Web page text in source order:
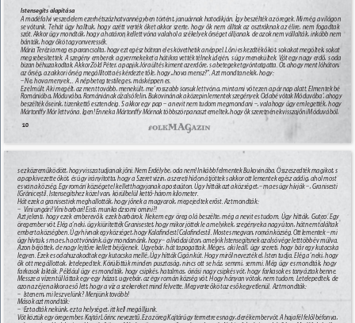
10
Istensegíts alapítása
A madéfalvi veszedelem ezerhétszázhatvannégyben történt, januárnak hatodikján. Így beszélték az öregek. Mi még a világon
se vótunk. Tehát úgy halltuk, hogy azétt verték őket akkor szerte, hogy ők nem álltak az osztráknak az élire, nem fogadtak
szót. Akkor úgy mondták, hogy a határon kellett vóna valahol a székelyek őrséget álljanak, de azok nem vállalták, inkább nem
bánták, hogy őköt agyonveressék.
Mária Terézia meg es parancsolta, hogy ezt egész bátran el es követhetik a néppel. Lőni es kezdték őköt, sokakat megöltek, sokat
megsebesítettek. A szegény emberek a gyermekeket a hátikra vették télnek idején, s úgy menekültek. Vót egy nagy erdő, s oda
bizan béhuzakodtak. Akkor Zöld Péter, a papjik, lóra ült és kiment az erdőre, s a betegeket gyóntatgatta. Őt, ahogy ment lóháton,
az őrség, az akkori őrség megállította és kérdezte tőle, hogy „hova mensz?”. Azt mondta nekik, hogy:
– Ne, hova menyek... A nép beteg testileg es, másképpen es.
Ez elmúlt. Aki megélt, az ment tovább, menekült, me’ rosszabb sorsuk lett vóna, mint ami vót ezen a pár nap alatt. Elmentek bé
Romániába, Móduvába, Romániának az alsó felin, Bukovinának a közepin lementek szegények. Odabé vótak Móduvába’, ahogy
beszélték őseink, tizenkettő esztendeig. S akkor egy pap – a nevit nem tudom megmondani –, valahogy úgy emlegették, hogy
Mártonﬀy Mór lett vóna. Igen! Ennek a Mártonﬀy Mórnak többször panaszt emeltek, hogy ők szeretnének visszajőni Móduvából,
s ez közreműködött, hogy vissza tudjanak jőni. Nem Erdélybe, oda nem! Inkább felmentek Bukovinába. Összeszedték magikot, s
a pap kivezette őköt, és úgy irányította, hogy a Szeret vizin, a szereti hídon átjöttek s akkor ott lementek egész addig, ahol most
es van a község. Egy román községet el kellett hagyjanak a postaúton. Úgy hítták azt a községet,– ma es úgy hívják –, Granisesti
[Grănicești]. Istensegítshez közel van, körülbelül kettő-három kilometer.
Hát ezek a granisestiek meghallották, hogy jőnek a magyarok, megejedtek erőst. Azt mondták:
– Vini ungári! Vini barbari! Eisti, munka dzsomi omini?!
Azt jelenti, hogy ezek emberevők, ezek barbárok. Nekem egy öreg olá beszélte, még a nevit es tudom. Úgy hítták, Guteo. Egy
öregember vót. Elég a’ neki, úgy kiürítették Granisestet, hogy mikor jöttek le a melyikek, szegények a nagy úton, hát nem találtak
embert a községben. Úgy hívnak egy községet, hogy Kalaﬁndest [Calaﬁndesti]. Most es megvan, román község. Ott lementek – mi
úgy hívtuk, s ma es, ha ott vónánk, úgy mondanánk, hogy – a livádai úton, amelyik Istensegítsnek az alsó vége lett több év múlva.
Azon béjöttek, de nagy lejtőre kellett béjőjenek. Ugyebár, hát tapogattak. Méges, aki leáll, úgy szereti, hogy bár egy kutacska
legyen. Ezek es odahuzakodtak egy kutacska mellé. Úgy hítták Cigán kút. Hogy miről nevezték el, Isten tudja. Elég a’ neki, hogy
ők ott megállottak, letelepedtek. Körülöttük minden pusztaság, nincs ott se ház, semmi, semmi. Még úgy es mondták, hogy
farkasok lakták. Például úgy es mondták, hogy csipkés, hatalmas, óriási nagy csipkés vót, hogy farkasok es tanyáztak benne.
Messze a vízen túl láttak egy-egy házat, ugyebár, az egy román község vót. Hogy hányan vótak, nem tudom. Letelepedtek, de
azon az éjen akkora eső lett, hogy a víz a szekereket mind felvette. Megverte őköt az eső kegyetlenül. Azt mondták:
– Istenem, mi lesz velünk? Menjünk tovább!
Mások azt mondták:
– Ezt adták nekünk, ezt a helységet, itt kell megálljunk.
Vót köztük egy öregember, Kajtár Lőrinc nevezetű. Ez az öreg Kajtár úgy termetre es nagy, derék ember vót. A haja fél felől béfonva,